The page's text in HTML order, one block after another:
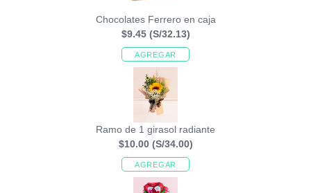
Chocolates Ferrero en caja
$9.45 (S/32.13)
AGREGAR
Ramo de 1 girasol radiante
$10.00 (S/34.00)
AGREGAR